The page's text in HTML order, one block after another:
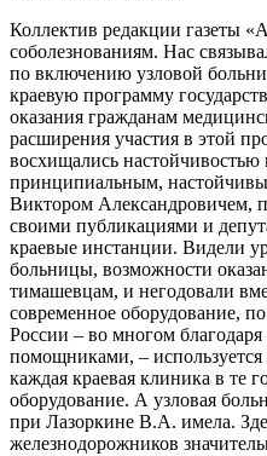
Коллектив редакции газеты
соболезнованиям. Нас
по включению узловой
краевую программу
оказания гражданам
расширения участия в этой
восхищались настойчивостью
принципиальным,
Виктором Александровичем,
своими публикациями и
краевые инстанции. Видели
больницы, возможности
тимашевцам, и негодовали
современное оборудование,
России – во многом
помощниками, –
каждая краевая клиника в те
оборудование. А узловая
при Лазоркине В.А. имела.
железнодорожников